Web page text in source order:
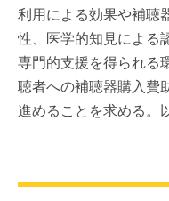
利用による効果や補聴
性、医学的知見による
専門的支援を得られる
聴者への補聴器購入費
進めることを求める。